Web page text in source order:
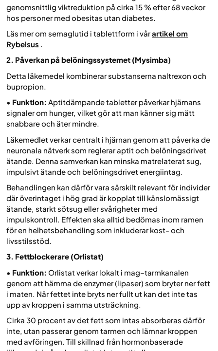
genomsnittlig viktreduktion på cirka 15 % efter 68 veckor
hos personer med obesitas utan diabetes.
Läs mer om semaglutid i tablettform i vårartikel om
Rybelsus .
2. Påverkan på belöningssystemet (Mysimba)
Detta läkemedel kombinerar substanserna naltrexon och
bupropion.
• Funktion: Aptitdämpande tabletter påverkar hjärnans
signaler om hunger, vilket gör att man känner sig mätt
snabbare och äter mindre.
Läkemedlet verkar centralt i hjärnan genom att påverka de
neuronala nätverk som reglerar aptit och belöningsdrivet
ätande. Denna samverkan kan minska matrelaterat sug,
impulsivt ätande och belöningsdrivet energiintag.
Behandlingen kan därför vara särskilt relevant för individer
där överintaget i hög grad är kopplat till känslomässigt
ätande, starkt sötsug eller svårigheter med
impulskontroll. Effekten ska alltid bedömas inom ramen
för en helhetsbehandling som inkluderar kost- och
livsstilsstöd.
3. Fettblockerare (Orlistat)
• Funktion: Orlistat verkar lokalt i mag–tarmkanalen
genom att hämma de enzymer (lipaser) som bryter ner fett
i maten. När fettet inte bryts ner fullt ut kan det inte tas
upp av kroppen i samma utsträckning.
Cirka 30 procent av det fett som intas absorberas därför
inte, utan passerar genom tarmen och lämnar kroppen
med avföringen. Till skillnad från hormonbaserade